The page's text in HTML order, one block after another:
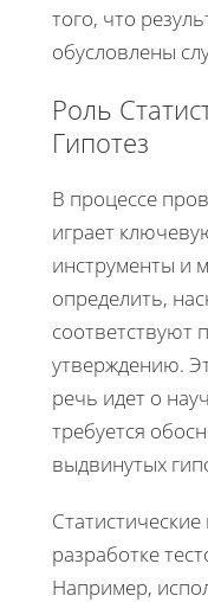
того, что
обусловлены
Роль
Гипотез
В процессе
играет
инструменты и
определить,
соответствуют
утверждению.
речь идет о
требуется
выдвинутых
разработке
Например,